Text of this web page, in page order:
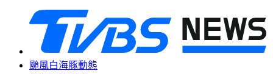
颱風白海豚動態